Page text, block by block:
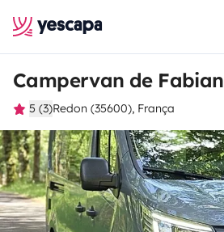
Campervan de Fabian
5 (3)Redon (35600), França